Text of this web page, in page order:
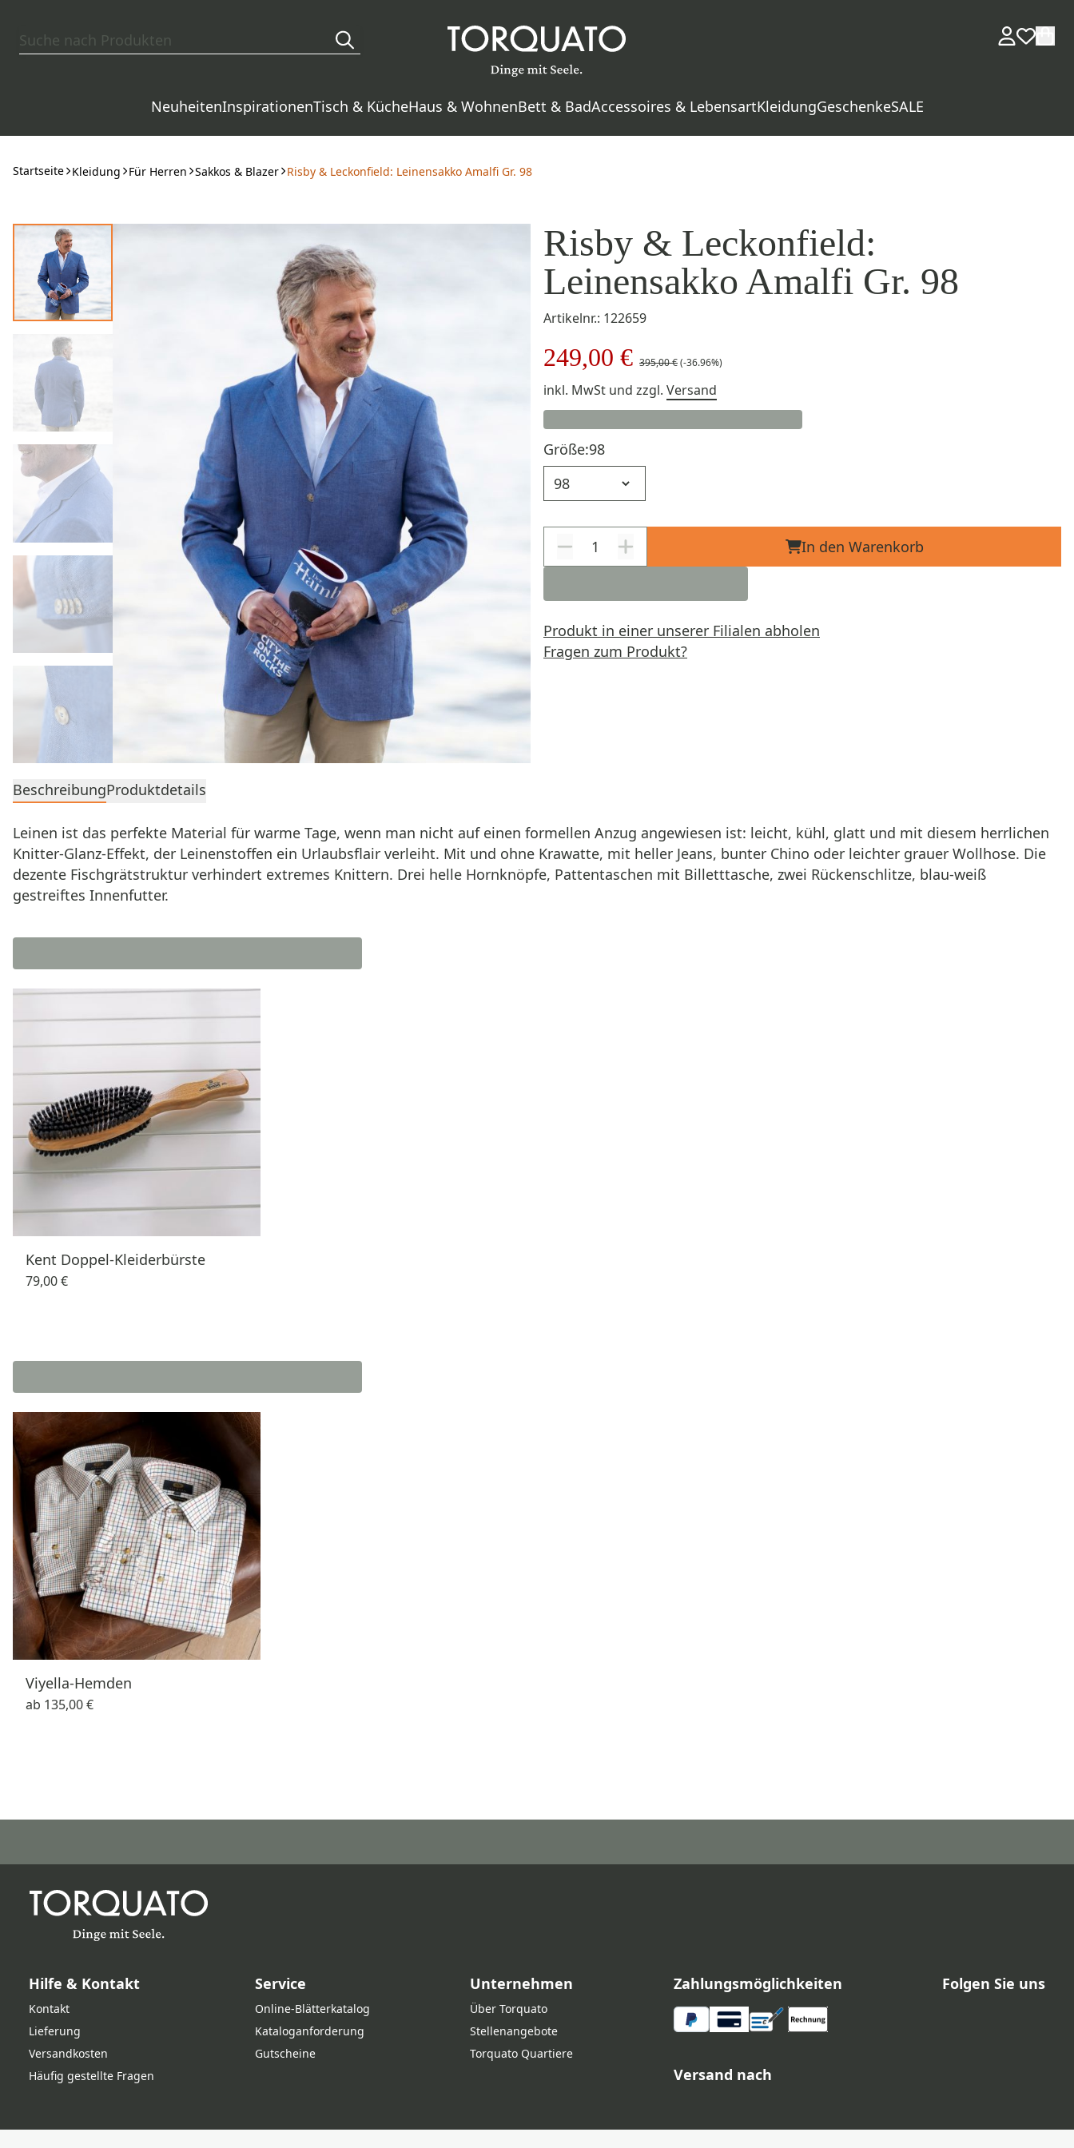
NeuheitenInspirationenTisch & KücheHaus & WohnenBett & BadAccessoires & LebensartKleidungGeschenkeSALE
Startseite Kleidung Für Herren Sakkos & Blazer Risby & Leckonfield: Leinensakko Amalfi Gr. 98
Risby & Leckonfield:
Leinensakko Amalfi Gr. 98
Artikelnr.: 122659
249,00 € 395,00 €(-36.96%)
inkl. MwSt und zzgl. Versand
Größe:98
In den Warenkorb
Produkt in einer unserer Filialen abholen
Fragen zum Produkt?
BeschreibungProduktdetails
Leinen ist das perfekte Material für warme Tage, wenn man nicht auf einen formellen Anzug angewiesen ist: leicht, kühl, glatt und mit diesem herrlichen
Knitter-Glanz-Effekt, der Leinenstoffen ein Urlaubsflair verleiht. Mit und ohne Krawatte, mit heller Jeans, bunter Chino oder leichter grauer Wollhose. Die
dezente Fischgrätstruktur verhindert extremes Knittern. Drei helle Hornknöpfe, Pattentaschen mit Billetttasche, zwei Rückenschlitze, blau-weiß
gestreiftes Innenfutter.
Kent Doppel-Kleiderbürste
79,00 €
Viyella-Hemden
ab 135,00 €
Hilfe & Kontakt
Kontakt
Lieferung
Versandkosten
Häufig gestellte Fragen
Service
Online‑Blätterkatalog
Kataloganforderung
Gutscheine
Unternehmen
Über Torquato
Stellenangebote
Torquato Quartiere
Zahlungsmöglichkeiten
Versand nach
Folgen Sie uns